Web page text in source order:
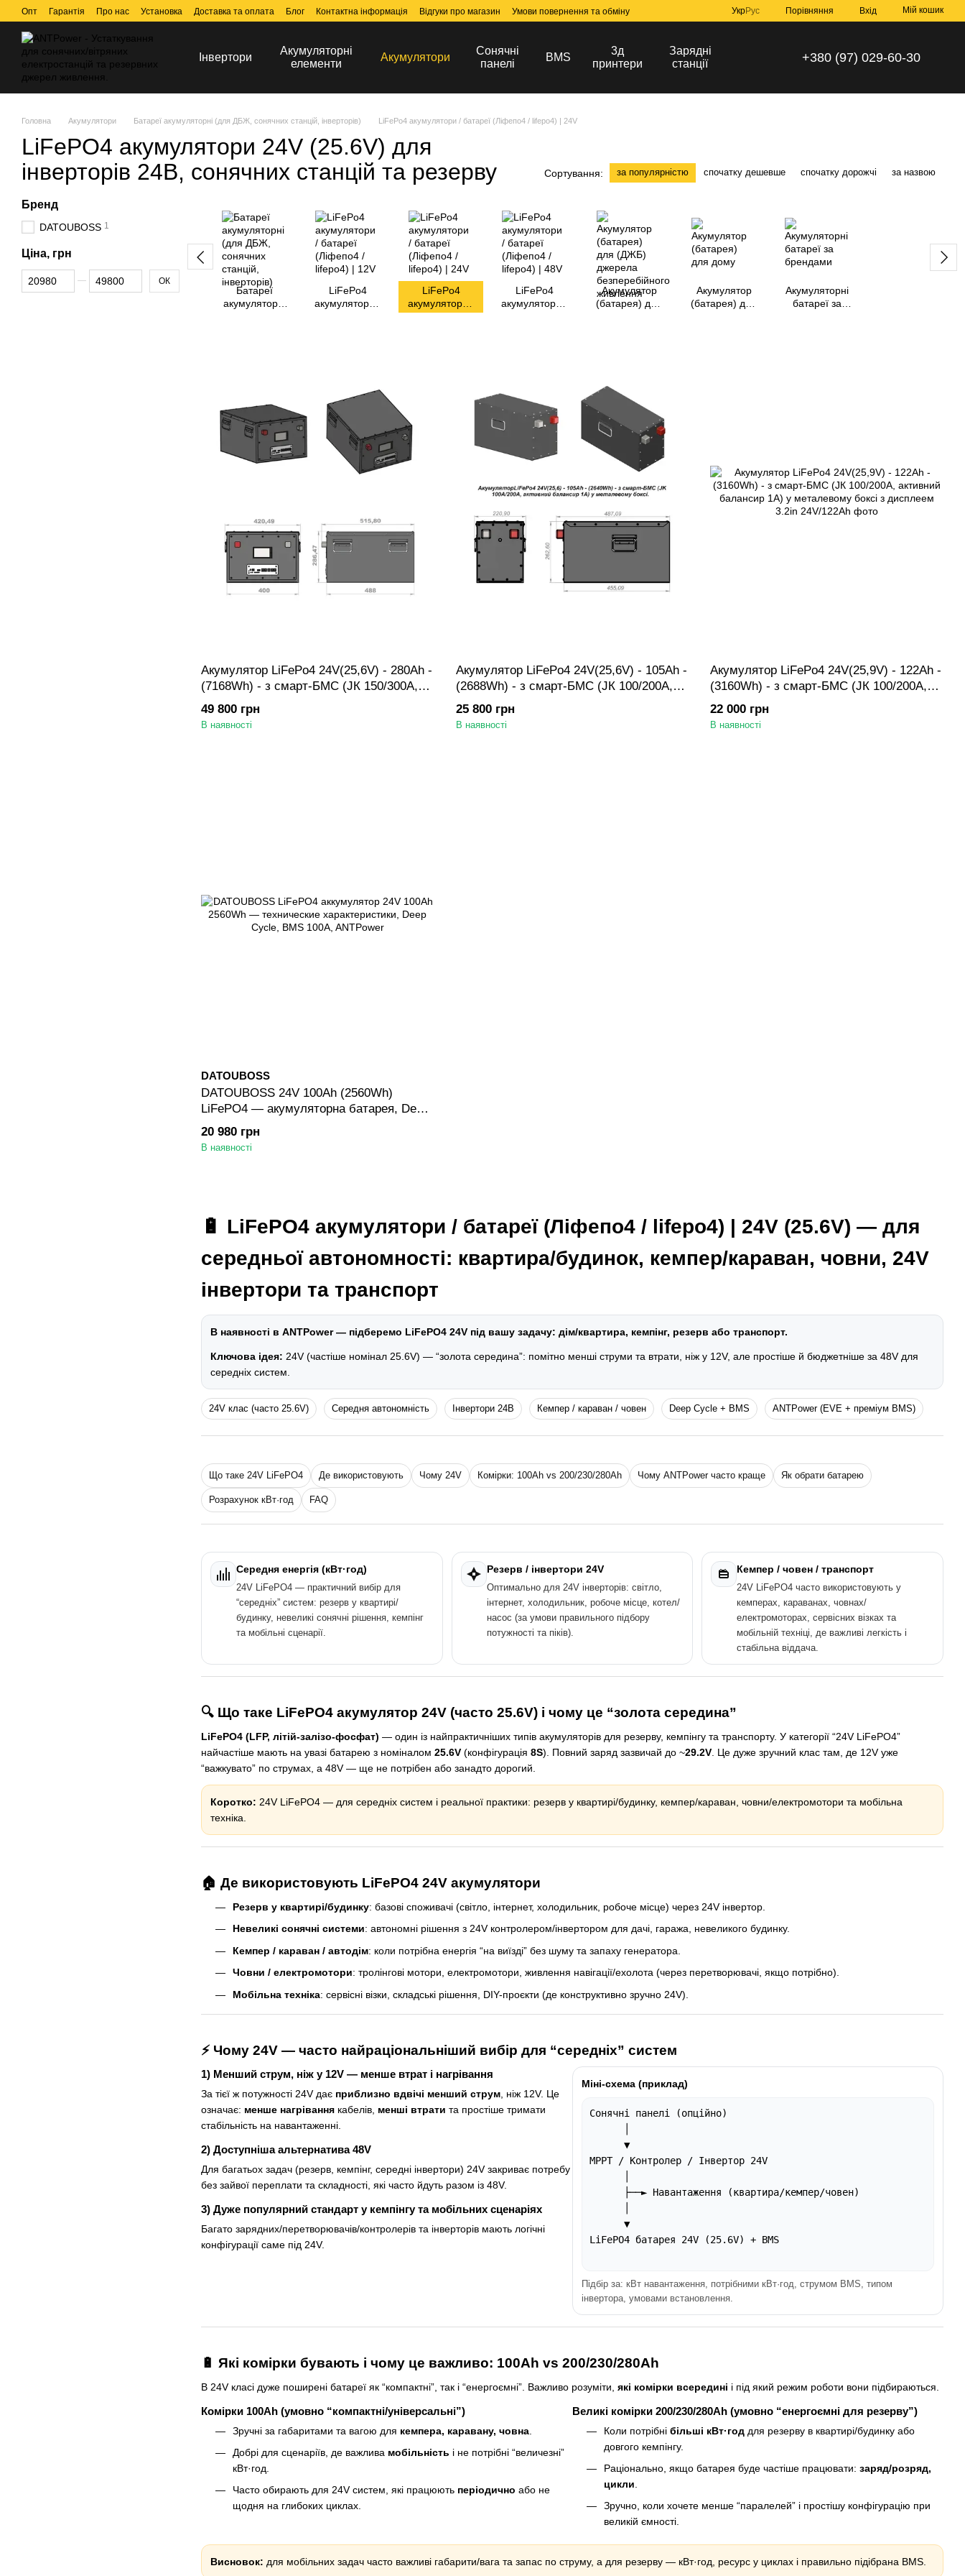
Перейти до основного контенту
Опт Гарантія Про нас Установка Доставка та оплата Блог Контактна інформація Відгуки про магазин Умови повернення та обміну УкрРус Порівняння Вхід Мій кошик
Інвертори
Акумуляторні
елементи
Акумулятори
Сонячні
панелі
BMS
3д
принтери
Зарядні
станції
+380 (97) 029-60-30
Головна Акумулятори Батареї акумуляторні (для ДБЖ, сонячних станцій, інверторів) LiFePo4 акумулятори / батареї (Ліфепо4 / lifepo4) | 24V
LiFePO4 акумулятори 24V (25.6V) для
інверторів 24В, сонячних станцій та резерву
Сортування: за популярністю спочатку дешевше спочатку дорожчі за назвою
Батареї
акумуляторні
LiFePo4
акумулятори /
LiFePo4
акумулятори /
батареї
LiFePo4
акумулятори /
Акумулятор
(батарея) для
Акумулятор
(батарея) для
Акумуляторні
батареї за
🔋 LiFePO4 акумулятори / батареї (Ліфепо4 / lifepo4) | 24V (25.6V) — для
середньої автономності: квартира/будинок, кемпер/караван, човни, 24V
інвертори та транспорт
В наявності в ANTPower — підберемо LiFePO4 24V під вашу задачу: дім/квартира, кемпінг, резерв або транспорт.
Ключова ідея: 24V (частіше номінал 25.6V) — “золота середина”: помітно менші струми та втрати, ніж у 12V, але простіше й бюджетніше за 48V для
середніх систем.
24V клас (часто 25.6V) Середня автономність Інвертори 24В Кемпер / караван / човен Deep Cycle + BMS ANTPower (EVE + преміум BMS)
Що таке 24V LiFePO4 Де використовують Чому 24V Комірки: 100Ah vs 200/230/280Ah Чому ANTPower часто краще Як обрати батарею
Розрахунок кВт·год FAQ
Середня енергія (кВт·год)
24V LiFePO4 — практичний вибір для
“середніх” систем: резерв у квартирі/
будинку, невеликі сонячні рішення, кемпінг
та мобільні сценарії.
Резерв / інвертори 24V
Оптимально для 24V інверторів: світло,
інтернет, холодильник, робоче місце, котел/
насос (за умови правильного підбору
потужності та піків).
Кемпер / човен / транспорт
24V LiFePO4 часто використовують у
кемперах, караванах, човнах/
електромоторах, сервісних візках та
мобільній техніці, де важливі легкість і
стабільна віддача.
🔍 Що таке LiFePO4 акумулятор 24V (часто 25.6V) і чому це “золота середина”
LiFePO4 (LFP, літій-залізо-фосфат) — один із найпрактичніших типів акумуляторів для резерву, кемпінгу та транспорту. У категорії “24V LiFePO4”
найчастіше мають на увазі батарею з номіналом 25.6V (конфігурація 8S). Повний заряд зазвичай до ~29.2V . Це дуже зручний клас там, де 12V уже
“важкувато” по струмах, а 48V — ще не потрібен або занадто дорогий.
Коротко: 24V LiFePO4 — для середніх систем і реальної практики: резерв у квартирі/будинку, кемпер/караван, човни/електромотори та мобільна
техніка.
🏠 Де використовують LiFePO4 24V акумулятори
Резерв у квартирі/будинку: базові споживачі (світло, інтернет, холодильник, робоче місце) через 24V інвертор.
Невеликі сонячні системи: автономні рішення з 24V контролером/інвертором для дачі, гаража, невеликого будинку.
Кемпер / караван / автодім: коли потрібна енергія “на виїзді” без шуму та запаху генератора.
Човни / електромотори: тролінгові мотори, електромотори, живлення навігації/ехолота (через перетворювачі, якщо потрібно).
Мобільна техніка: сервісні візки, складські рішення, DIY-проєкти (де конструктивно зручно 24V).
⚡ Чому 24V — часто найраціональніший вибір для “середніх” систем
1) Менший струм, ніж у 12V — менше втрат і нагрівання
За тієї ж потужності 24V дає приблизно вдвічі менший струм , ніж 12V. Це
означає: менше нагрівання кабелів, менші втрати та простіше тримати
стабільність на навантаженні.
2) Доступніша альтернатива 48V
Для багатьох задач (резерв, кемпінг, середні інвертори) 24V закриває потребу
без зайвої переплати та складності, які часто йдуть разом із 48V.
3) Дуже популярний стандарт у кемпінгу та мобільних сценаріях
Багато зарядних/перетворювачів/контролерів та інверторів мають логічні
конфігурації саме під 24V.
Міні-схема (приклад)
Сонячні панелі (опційно)
      ▼
MPPT / Контролер / Інвертор 24V
      ├──► Навантаження (квартира/кемпер/човен)
      ▼
LiFePO4 батарея 24V (25.6V) + BMS
Підбір за: кВт навантаження, потрібними кВт·год, струмом BMS, типом
інвертора, умовами встановлення.
🔋 Які комірки бувають і чому це важливо: 100Ah vs 200/230/280Ah
В 24V класі дуже поширені батареї як “компактні”, так і “енергоємні”. Важливо розуміти, які комірки всередині і під який режим роботи вони підбираються.
Комірки 100Ah (умовно “компактні/універсальні”)
Зручні за габаритами та вагою для кемпера, каравану, човна
Добрі для сценаріїв, де важлива мобільність і не потрібні “величезні”
кВт·год.
Часто обирають для 24V систем, які працюють періодично або не
щодня на глибоких циклах.
Великі комірки 200/230/280Ah (умовно “енергоємні для резерву”)
Коли потрібні більші кВт·год для резерву в квартирі/будинку або
довгого кемпінгу.
Раціонально, якщо батарея буде частіше працювати: заряд/розряд,
цикли
Зручно, коли хочете менше “паралелей” і простішу конфігурацію при
великій ємності.
Висновок: для мобільних задач часто важливі габарити/вага та запас по струму, а для резерву — кВт·год, ресурс у циклах і правильно підібрана BMS.
Акумулятор LiFePo4 24V(25,6V) - 280Ah -
(7168Wh) - з смарт-БМС (ЈК 150/300А,
активний балансир 1A) у металевому
боксі з дисплеем 3.2in
49 800 грн
В наявності
Акумулятор LiFePo4 24V(25,6V) - 105Ah -
(2688Wh) - з смарт-БМС (ЈК 100/200А,
активний балансир 1A) у металевому
боксі з дисплеем 3.2in
25 800 грн
В наявності
Акумулятор LiFePo4 24V(25,9V) - 122Ah -
(3160Wh) - з смарт-БМС (ЈК 100/200А,
активний балансир 1A) у металевому
боксі з дисплеем 3.2in
22 000 грн
В наявності
DATOUBOSS
DATOUBOSS 24V 100Ah (2560Wh)
LiFePO4 — акумуляторна батарея, Deep
Cycle, 100A BMS, для автодому/DIY, для
сонячних та автономних систем
20 980 грн
В наявності
Бренд
DATOUBOSS 1
Ціна, грн
Від Ціна, грн
До Ціна, грн ОК